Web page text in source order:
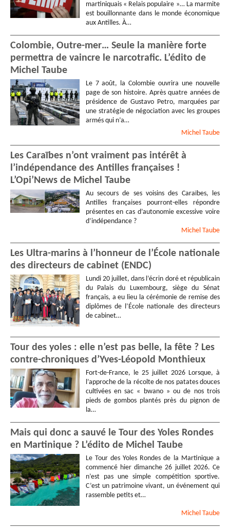
martiniquais « Relais populaire »… La marmite
est bouillonnante dans le monde économique
aux Antilles. À…
Colombie, Outre-mer… Seule la manière forte
permettra de vaincre le narcotrafic. L’édito de
Michel Taube
Le 7 août, la Colombie ouvrira une nouvelle
page de son histoire. Après quatre années de
présidence de Gustavo Petro, marquées par
une stratégie de négociation avec les groupes
armés qui n’a…
Michel Taube
Les Caraïbes n’ont vraiment pas intérêt à
l’indépendance des Antilles françaises !
L’Opi’News de Michel Taube
Au secours de ses voisins des Caraïbes, les
Antilles françaises pourront-elles répondre
présentes en cas d’autonomie excessive voire
d’indépendance ?
Michel Taube
Les Ultra-marins à l’honneur de l’École nationale
des directeurs de cabinet (ENDC)
Lundi 20 juillet, dans l’écrin doré et républicain
du Palais du Luxembourg, siège du Sénat
français, a eu lieu la cérémonie de remise des
diplômes de l’École nationale des directeurs
de cabinet…
Tour des yoles : elle n’est pas belle, la fête ? Les
contre-chroniques d’Yves-Léopold Monthieux
Fort-de-France, le 25 juillet 2026 Lorsque, à
l’approche de la récolte de nos patates douces
cultivées en sac « bwano » ou de nos trois
pieds de gombos plantés près du pignon de
la…
Mais qui donc a sauvé le Tour des Yoles Rondes
en Martinique ? L’édito de Michel Taube
Le Tour des Yoles Rondes de la Martinique a
commencé hier dimanche 26 juillet 2026. Ce
n’est pas une simple compétition sportive.
C’est un patrimoine vivant, un événement qui
rassemble petits et…
Michel Taube